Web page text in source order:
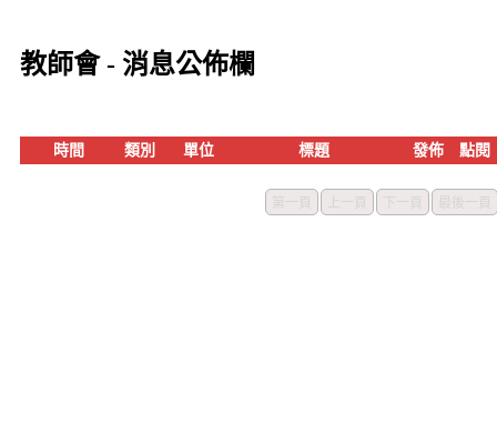
教師會 - 消息公佈欄
時間 類別 單位 標題 發佈 點閱
最後一頁
下一頁
上一頁
第一頁